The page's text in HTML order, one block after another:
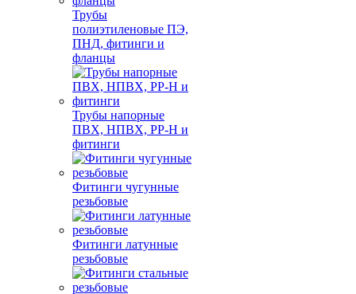
Трубы
полиэтиленовые ПЭ,
ПНД, фитинги и
фланцы
Трубы напорные
ПВХ, НПВХ, PP-H и
фитинги
Фитинги чугунные
резьбовые
Фитинги латунные
резьбовые